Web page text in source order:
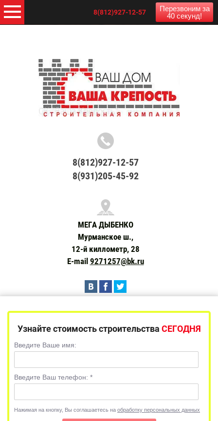
8(812)927-12-57
Перезвоним за
40 секунд!
8(812)927-12-57
8(931)205-45-92
МЕГА ДЫБЕНКО
Мурманское ш.,
12-й киллометр, 28
E-mail 9271257@bk.ru
Узнайте стоимость строительства СЕГОДНЯ
Введите Ваше имя:
Введите Ваш телефон: *
Нажимая на кнопку, Вы соглашаетесь на обработку персональных данных